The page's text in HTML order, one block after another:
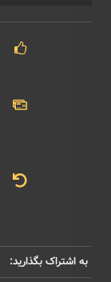
به اشتراک بگذارید: